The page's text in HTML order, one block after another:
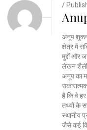
/
अनूप
क्षेत्र में
मुद्दों और
लेखन शैली
अनूप का
है कि वे
तथ्यों के
स्थानीय
जैसे कई